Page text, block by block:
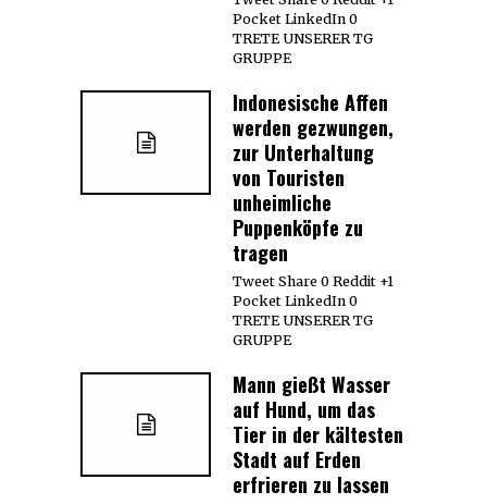
Pocket LinkedIn 0
TRETE UNSERER TG
GRUPPE
Indonesische Affen
werden gezwungen,
zur Unterhaltung
von Touristen
unheimliche
Puppenköpfe zu
tragen
Tweet Share 0 Reddit +1
Pocket LinkedIn 0
TRETE UNSERER TG
GRUPPE
Mann gießt Wasser
auf Hund, um das
Tier in der kältesten
Stadt auf Erden
erfrieren zu lassen